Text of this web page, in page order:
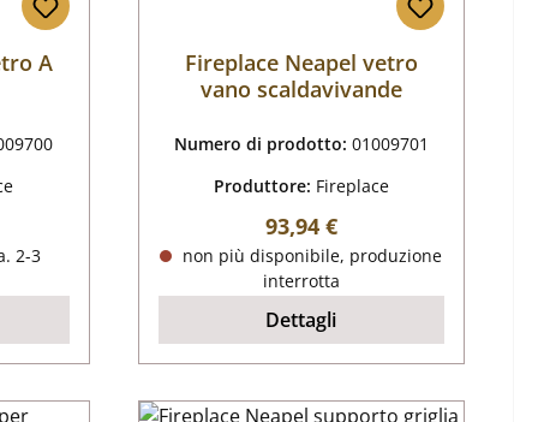
A
2-3
Fireplace Neapel vetro
vano scaldavivande
Numero di prodotto: 01009701
Produttore: Fireplace
Prezzo normale:
93,94 €
non più disponibile, produzione
interrotta
Dettagli